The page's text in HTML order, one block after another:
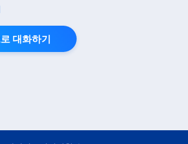
서 저는 대부분의 시간을 제품 판매
쏟았고, 예배를 자주 빠뜨렸습니다.
늘 졸음이 쏟아져 제대로 들을 수가
에는 마음속으로 약간의 자책감도
중급 판매원의 기준에 점점 가까워
대화하기